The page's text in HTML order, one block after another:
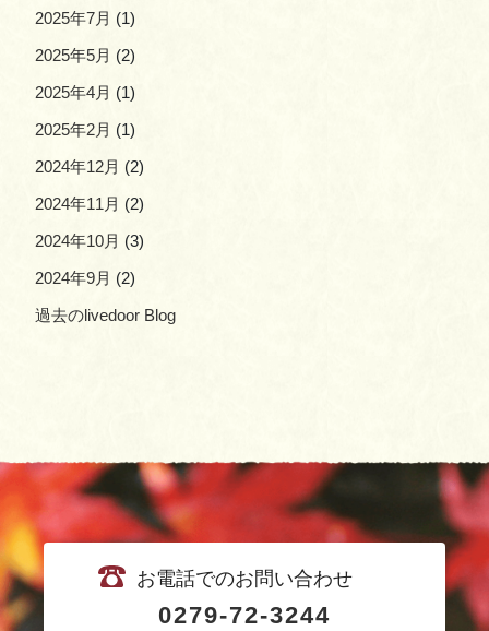
2025年7月 (1)
2025年5月 (2)
2025年4月 (1)
2025年2月 (1)
2024年12月 (2)
2024年11月 (2)
2024年10月 (3)
2024年9月 (2)
過去のlivedoor Blog
お電話でのお問い合わせ
0279-72-3244